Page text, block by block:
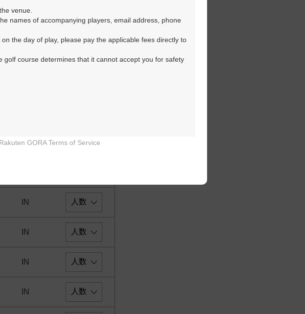
IN
IN
IN
IN
IN
IN
venue.
names of accompanying players, email address, phone
the day of play, please pay the applicable fees directly to
course determines that it cannot accept you for safety
manners, or warnings)
GORA Terms of Service